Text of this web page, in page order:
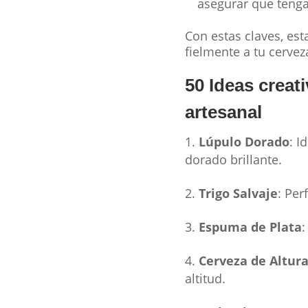
asegurar que
Con estas claves,
fielmente a tu
50 Ideas
artesanal
Lúpulo Dorado:
dorado brillante.
Trigo Salvaje:
Espuma de Plata
Cerveza de Altura
altitud.